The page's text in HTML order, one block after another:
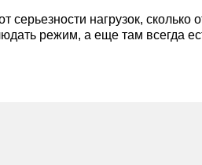
нагрузок, сколько
режим, а еще там всегда